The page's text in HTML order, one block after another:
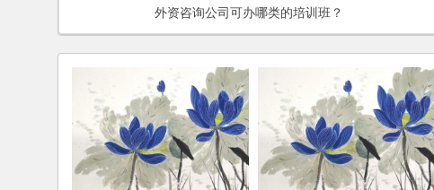
外资咨询公司可办哪类的培训班？